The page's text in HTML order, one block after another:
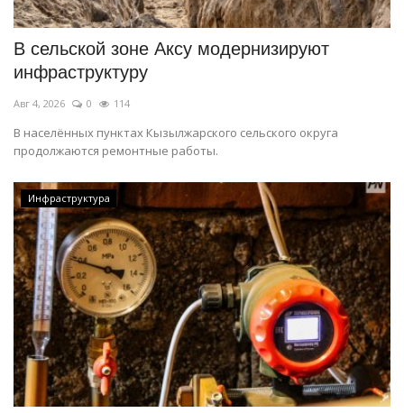
В сельской зоне Аксу модернизируют
инфраструктуру
Авг 4, 2026 0 114
В населённых пунктах Кызылжарского сельского округа
продолжаются ремонтные работы.
Инфраструктура